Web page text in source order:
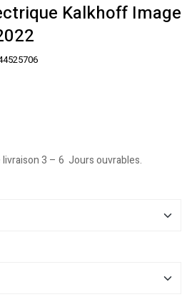
Kalkhoff Image
livraison 3 – 6 Jours ouvrables.